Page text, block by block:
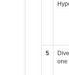
5
one